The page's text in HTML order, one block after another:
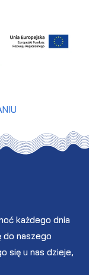
każdego dnia
do naszego
się u nas dzieje,